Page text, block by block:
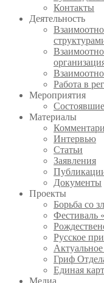
Контакты
Деятельность
Работа в
Мероприятия
Материалы
Интервью
Статьи
Заявления
Документы
Проекты
Борьба со
Фестиваль
Русское
Гриф
Единая
Медиа